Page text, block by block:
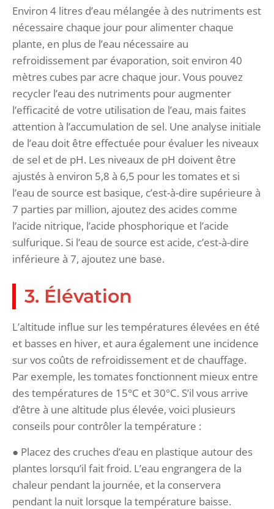
Environ 4 litres d’eau mélangée à des nutriments est
nécessaire chaque jour pour alimenter chaque
plante, en plus de l’eau nécessaire au
refroidissement par évaporation, soit environ 40
mètres cubes par acre chaque jour. Vous pouvez
recycler l’eau des nutriments pour augmenter
l’efficacité de votre utilisation de l’eau, mais faites
attention à l’accumulation de sel. Une analyse initiale
de l’eau doit être effectuée pour évaluer les niveaux
de sel et de pH. Les niveaux de pH doivent être
ajustés à environ 5,8 à 6,5 pour les tomates et si
l’eau de source est basique, c’est-à-dire supérieure à
7 parties par million, ajoutez des acides comme
l’acide nitrique, l’acide phosphorique et l’acide
sulfurique. Si l’eau de source est acide, c’est-à-dire
inférieure à 7, ajoutez une base.
3. Élévation
L’altitude influe sur les températures élevées en été
et basses en hiver, et aura également une incidence
sur vos coûts de refroidissement et de chauffage.
Par exemple, les tomates fonctionnent mieux entre
des températures de 15°C et 30°C. S’il vous arrive
d’être à une altitude plus élevée, voici plusieurs
conseils pour contrôler la température :
● Placez des cruches d’eau en plastique autour des
plantes lorsqu’il fait froid. L’eau engrangera de la
chaleur pendant la journée, et la conservera
pendant la nuit lorsque la température baisse.